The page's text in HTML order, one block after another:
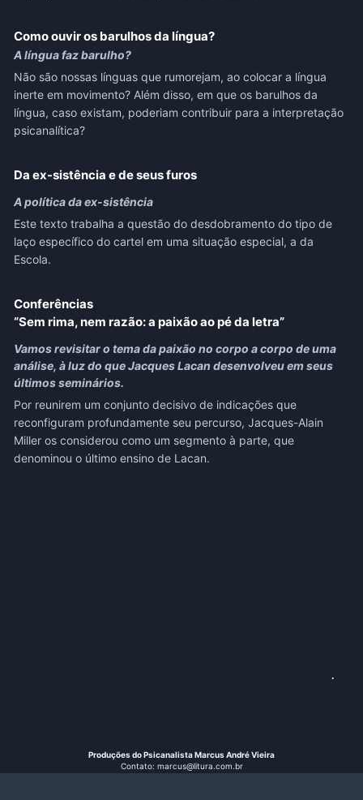
Como ouvir os barulhos da língua?
A língua faz barulho?
Não são nossas línguas que rumorejam, ao colocar a língua
inerte em movimento? Além disso, em que os barulhos da
língua, caso existam, poderiam contribuir para a interpretação
psicanalítica?
Da ex-sistência e de seus furos
A política da ex-sistência
Este texto trabalha a questão do desdobramento do tipo de
laço específico do cartel em uma situação especial, a da
Escola.
Conferências
“Sem rima, nem razão: a paixão ao pé da letra”
Vamos revisitar o tema da paixão no corpo a corpo de uma
análise, à luz do que Jacques Lacan desenvolveu em seus
últimos seminários.
Por reunirem um conjunto decisivo de indicações que
reconfiguram profundamente seu percurso, Jacques-Alain
Miller os considerou como um segmento à parte, que
denominou o último ensino de Lacan.
.
Produções do Psicanalista Marcus André Vieira
Contato: marcus@litura.com.br